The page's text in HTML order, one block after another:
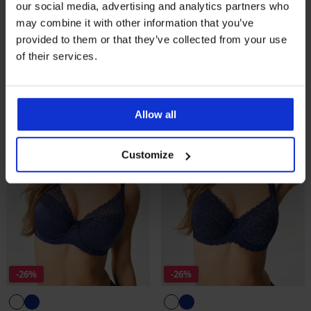
our social media, advertising and analytics partners who
may combine it with other information that you’ve
provided to them or that they’ve collected from your use
of their services.
Allow all
Customize
Σουτιέν Celestia ενισχυμένο
Έκπτωση
36,39 €Αρχική τιμή
51,99 €
Σουτιέν Comfort ΙΙ μερικώς
ενισχυμένο
ΈκπτωσηΑρχική τιμή
-26% -26%